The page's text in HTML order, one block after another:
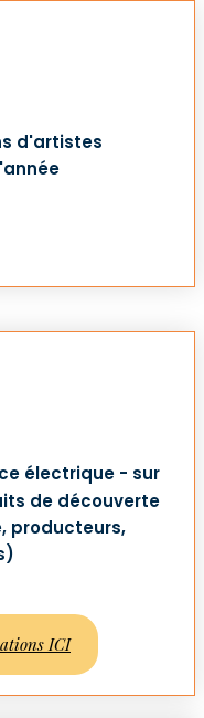
d'artistes
électrique - sur
de découverte
producteurs,
ICI